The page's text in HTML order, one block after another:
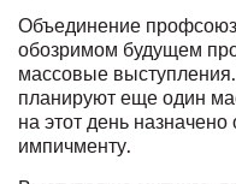
Объединение
обозримом будущем
массовые
планируют еще один
на этот день
импичменту.